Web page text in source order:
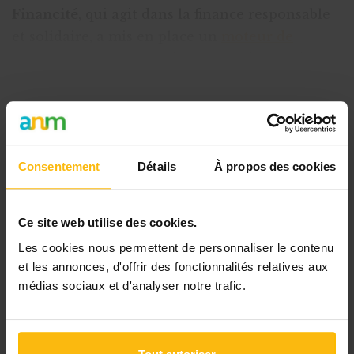
Consentement Détails À propos des cookies
Ce site web utilise des cookies.
Les cookies nous permettent de personnaliser le contenu
et les annonces, d'offrir des fonctionnalités relatives aux
médias sociaux et d'analyser notre trafic.
Cet article est réservé aux
abonnés
L’abonnement MonASBL vous donne
pratiques et à une expertise actualisée
pour gérer efficacement votre ASBL.
Avec votre abonnement, vous